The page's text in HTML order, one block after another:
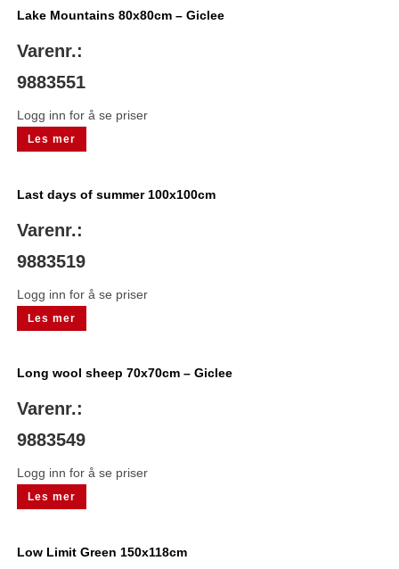
Lake Mountains 80x80cm – Giclee
Varenr.:
9883551
Logg inn for å se priser
Les mer
Last days of summer 100x100cm
Varenr.:
9883519
Logg inn for å se priser
Les mer
Long wool sheep 70x70cm – Giclee
Varenr.:
9883549
Logg inn for å se priser
Les mer
Low Limit Green 150x118cm